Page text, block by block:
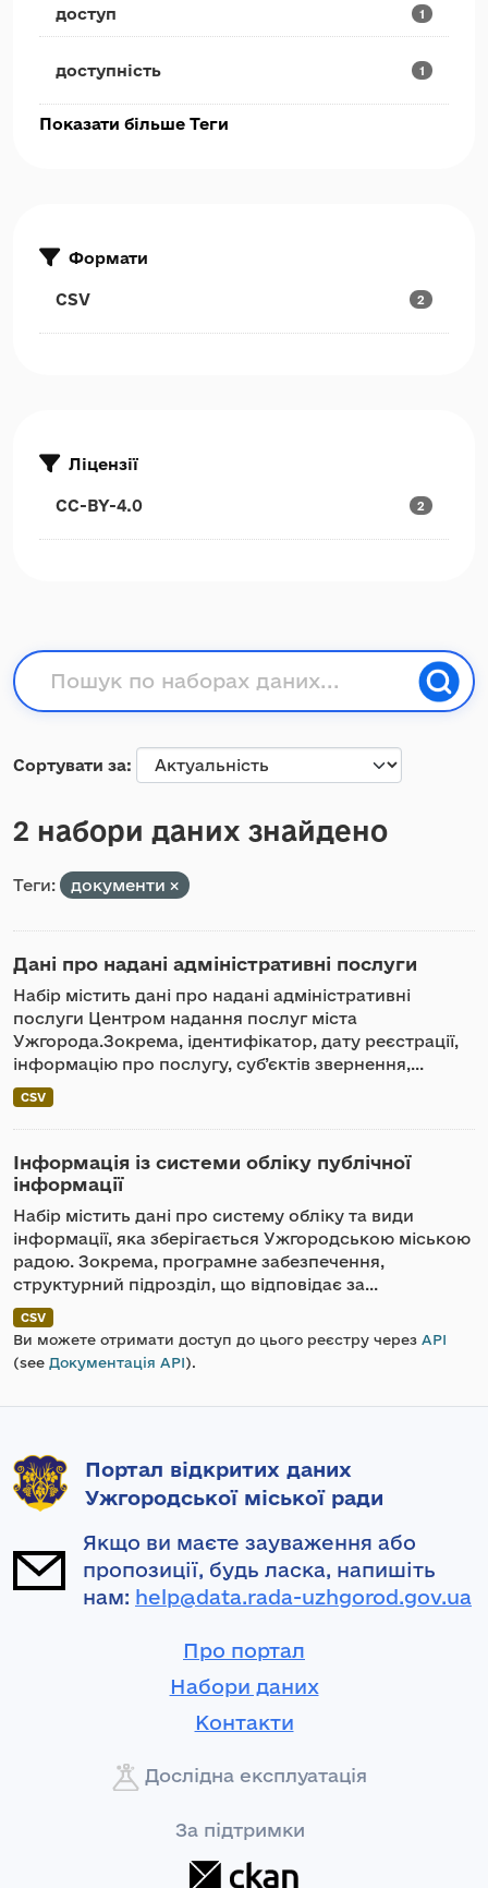
доступ 1
доступність 1
Показати більше Теги
Формати
CSV 2
Ліцензії
CC-BY-4.0 2
Сортувати за
2 набори даних знайдено
Теги: документи
Дані про надані адміністративні послуги
Набір містить дані про надані адміністративні
послуги Центром надання послуг міста
Ужгорода.Зокрема, ідентифікатор, дату реєстрації,
інформацію про послугу, суб’єктів звернення,...
CSV
Інформація із системи обліку публічної
інформації
Набір містить дані про систему обліку та види
інформації, яка зберігається Ужгородською міською
радою. Зокрема, програмне забезпечення,
структурний підрозділ, що відповідає за...
CSV
Ви можете отримати доступ до цього реєстру через API
(see Документація API).
Портал відкритих даних
Ужгородської міської ради
Якщо ви маєте зауваження або
пропозиції, будь ласка, напишіть
нам: help@data.rada-uzhgorod.gov.ua
Про портал
Набори даних
Контакти
Дослідна експлуатація
За підтримки